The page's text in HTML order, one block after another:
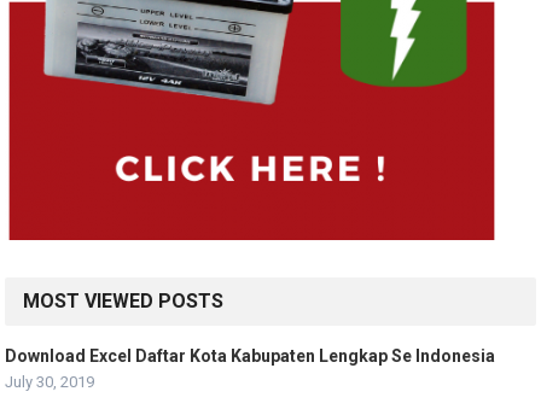
MOST VIEWED POSTS
Download Excel Daftar Kota Kabupaten Lengkap Se Indonesia
July 30, 2019